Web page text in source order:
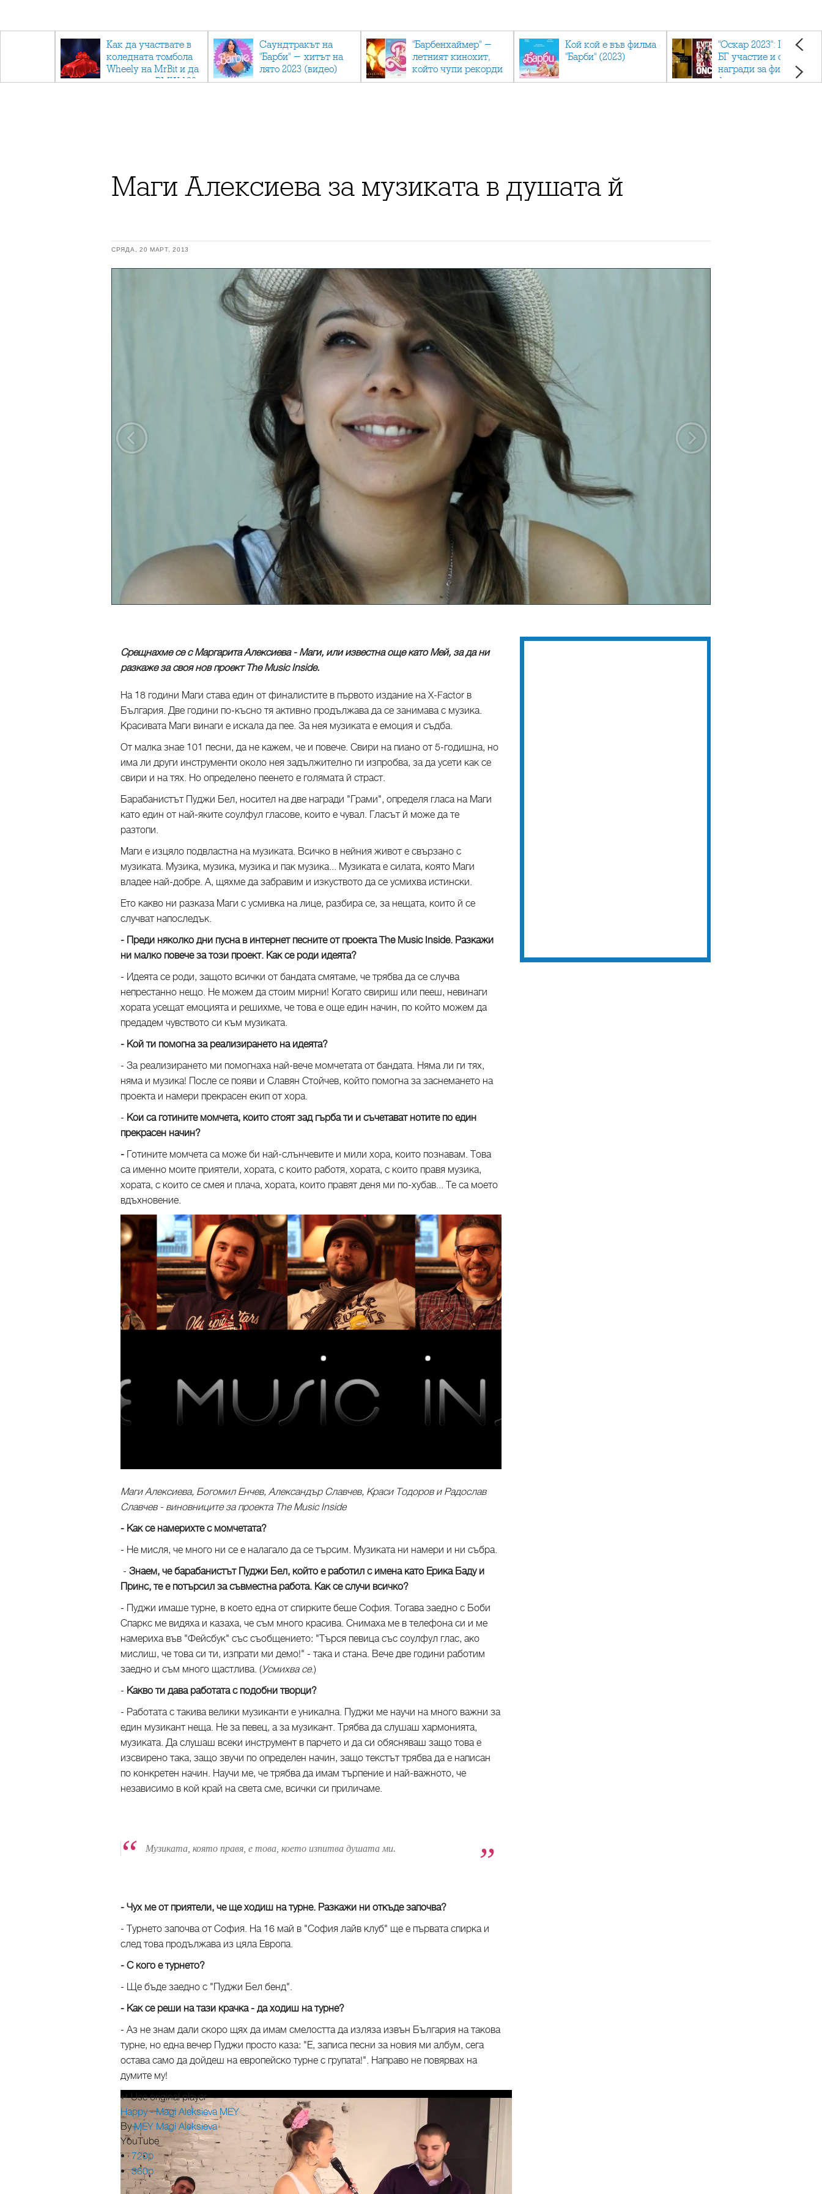
Как да участвате в
коледната томбола
Wheely на MrBit и да
спечелите BMW 120
Саундтракът на
"Барби" - хитът на
лято 2023 (видео)
"Барбенхаймер" -
летният кинохит,
който чупи рекорди
Кой кой е във филма
"Барби" (2023)
"Оскар 2023": Приз с
БГ участие и седем
награди за филма
фаворит
Маги Алексиева за музиката в душата й
СРЯДА, 20 МАРТ, 2013
Срещнахме се с Маргарита Алексиева - Маги, или известна още като Мей, за да ни
разкаже за своя нов проект The Music Inside.
На 18 години Маги става един от финалистите в първото издание на X-Factor в
България. Две години по-късно тя активно продължава да се занимава с музика.
Красивата Маги винаги е искала да пее. За нея музиката е емоция и съдба.
От малка знае 101 песни, да не кажем, че и повече. Свири на пиано от 5-годишна, но
има ли други инструменти около нея задължително ги изпробва, за да усети как се
свири и на тях. Но определено пеенето е голямата й страст.
Барабанистът Пуджи Бел, носител на две награди "Грами", определя гласа на Маги
като един от най-яките соулфул гласове, които е чувал. Гласът й може да те
разтопи.
Маги е изцяло подвластна на музиката. Всичко в нейния живот е свързано с
музиката. Музика, музика, музика и пак музика... Музиката е силата, която Маги
владее най-добре. А, щяхме да забравим и изкуството да се усмихва истински.
Ето какво ни разказа Маги с усмивка на лице, разбира се, за нещата, които й се
случват напоследък.
- Преди няколко дни пусна в интернет песните от проекта The Music Inside. Разкажи
ни малко повече за този проект. Как се роди идеята?
- Идеята се роди, защото всички от бандата смятаме, че трябва да се случва
непрестанно нещо. Не можем да стоим мирни! Когато свириш или пееш, невинаги
хората усещат емоцията и решихме, че това е още един начин, по който можем да
предадем чувството си към музиката.
- Кой ти помогна за реализирането на идеята?
- За реализирането ми помогнаха най-вече момчетата от бандата. Няма ли ги тях,
няма и музика! После се появи и Славян Стойчев, който помогна за заснемането на
проекта и намери прекрасен екип от хора.
- Кои са готините момчета, които стоят зад гърба ти и съчетават нотите по един
прекрасен начин?
- Готините момчета са може би най-слънчевите и мили хора, които познавам. Това
са именно моите приятели, хората, с които работя, хората, с които правя музика,
хората, с които се смея и плача, хората, които правят деня ми по-хубав... Те са моето
вдъхновение.
Маги Алексиева, Богомил Енчев, Александър Славчев, Краси Тодоров и Радослав
Славчев - виновниците за проекта The Music Inside
- Как се намерихте с момчетата?
- Не мисля, че много ни се е налагало да се търсим. Музиката ни намери и ни събра.
- Знаем, че барабанистът Пуджи Бел, който е работил с имена като Ерика Баду и
Принс, те е потърсил за съвместна работа. Как се случи всичко?
- Пуджи имаше турне, в което една от спирките беше София. Тогава заедно с Боби
Спаркс ме видяха и казаха, че съм много красива. Снимаха ме в телефона си и ме
намериха във "Фейсбук" със съобщението: "Търся певица със соулфул глас, ако
мислиш, че това си ти, изпрати ми демо!" - така и стана. Вече две години работим
заедно и съм много щастлива. (Усмихва се.)
- Какво ти дава работата с подобни творци?
- Работата с такива велики музиканти е уникална. Пуджи ме научи на много важни за
един музикант неща. Не за певец, а за музикант. Трябва да слушаш хармонията,
музиката. Да слушаш всеки инструмент в парчето и да си обясняваш защо това е
изсвирено така, защо звучи по определен начин, защо текстът трябва да е написан
по конкретен начин. Научи ме, че трябва да имам търпение и най-важното, че
независимо в кой край на света сме, всички си приличаме.
Музиката, която правя, е това, което изпитва душата ми.
- Чух ме от приятели, че ще ходиш на турне. Разкажи ни откъде започва?
- Турнето започва от София. На 16 май в "София лайв клуб" ще е първата спирка и
след това продължава из цяла Европа.
- С кого е турнето?
- Ще бъде заедно с "Пуджи Бел бенд".
- Как се реши на тази крачка - да ходиш на турне?
- Аз не знам дали скоро щях да имам смелостта да изляза извън България на такова
турне, но една вечер Пуджи просто каза: "Е, записа песни за новия ми албум, сега
остава само да дойдеш на европейско турне с групата!". Направо не повярвах на
думите му!
↵ Use original player
Happy - Magi Aleksieva MEY
ByMEY Magi Aleksieva
YouTube
720p
360p